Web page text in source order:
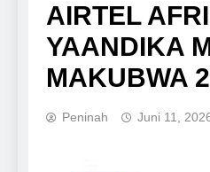
AIRTEL
YAANDIKA
MAKUBWA
Peninah Juni 11,